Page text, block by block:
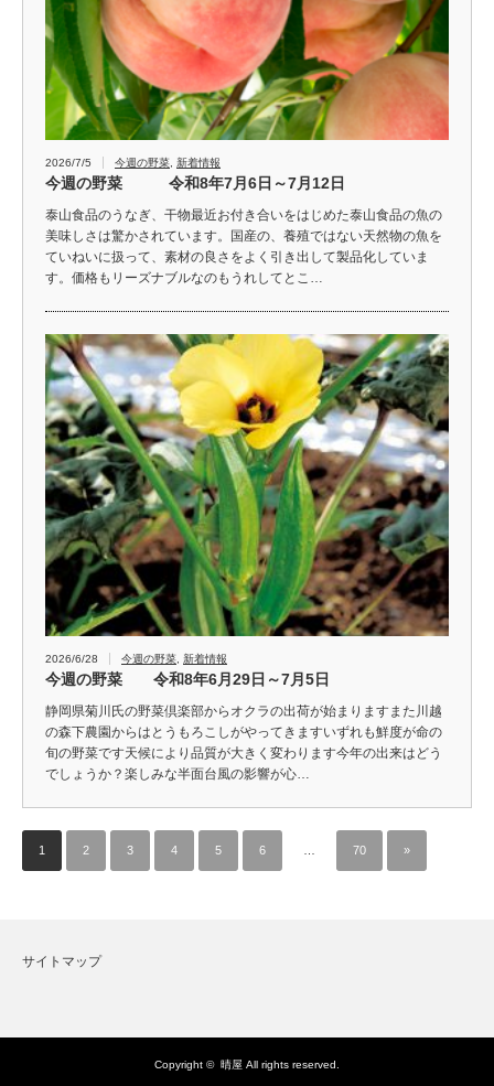
2026/7/5 今週の野菜 新着情報
今週の野菜 令和8年7月6日～7月12日
泰山食品のうなぎ、干物最近お付き合いをはじめた泰山食品の魚の
美味しさは驚かされています。国産の、養殖ではない天然物の魚を
ていねいに扱って、素材の良さをよく引き出して製品化していま
す。価格もリーズナブルなのもうれしてとこ…
2026/6/28 今週の野菜 新着情報
今週の野菜 令和8年6月29日～7月5日
静岡県菊川氏の野菜倶楽部からオクラの出荷が始まりますまた川越
の森下農園からはとうもろこしがやってきますいずれも鮮度が命の
旬の野菜です天候により品質が大きく変わります今年の出来はどう
でしょうか？楽しみな半面台風の影響が心…
1 2 3 4 5 6 70 »
サイトマップ
Copyright © 晴屋 All rights reserved.